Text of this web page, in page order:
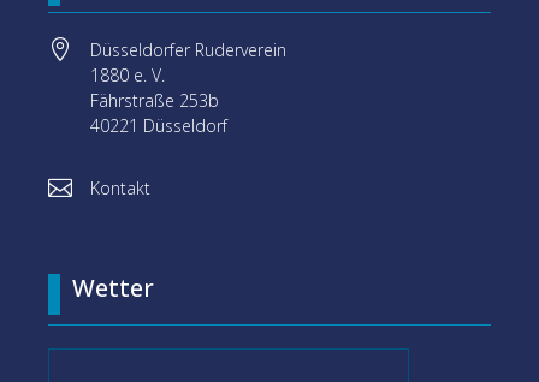

Düsseldorfer Ruderverein
1880 e. V.
Fährstraße 253b
40221 Düsseldorf
 Kontakt
Wetter